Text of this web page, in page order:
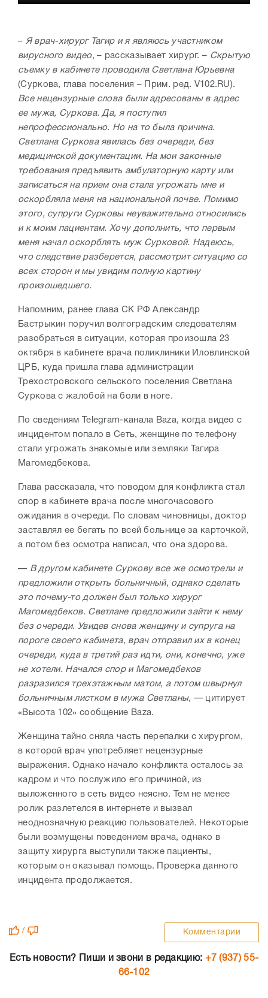
– Я врач-хирург Тагир и я являюсь участником
вирусного видео, – рассказывает хирург. – Скрытую
съемку в кабинете проводила Светлана Юрьевна
(Суркова, глава поселения – Прим. ред. V102.RU).
Все нецензурные слова были адресованы в адрес
ее мужа, Суркова. Да, я поступил
непрофессионально. Но на то была причина.
Светлана Суркова явилась без очереди, без
медицинской документации. На мои законные
требования предъявить амбулаторную карту или
записаться на прием она стала угрожать мне и
оскорбляла меня на национальной почве. Помимо
этого, супруги Сурковы неуважительно относились
и к моим пациентам. Хочу дополнить, что первым
меня начал оскорблять муж Сурковой. Надеюсь,
что следствие разберется, рассмотрит ситуацию со
всех сторон и мы увидим полную картину
произошедшего.
Напомним, ранее глава СК РФ Александр
Бастрыкин поручил волгоградским следователям
разобраться в ситуации, которая произошла 23
октября в кабинете врача поликлиники Иловлинской
ЦРБ, куда пришла глава администрации
Трехостровского сельского поселения Светлана
Суркова с жалобой на боли в ноге.
По сведениям Telegram-канала Baza, когда видео с
инцидентом попало в Сеть, женщине по телефону
стали угрожать знакомые или земляки Тагира
Магомедбекова.
Глава рассказала, что поводом для конфликта стал
спор в кабинете врача после многочасового
ожидания в очереди. По словам чиновницы, доктор
заставлял ее бегать по всей больнице за карточкой,
а потом без осмотра написал, что она здорова.
— В другом кабинете Суркову все же осмотрели и
предложили открыть больничный, однако сделать
это почему-то должен был только хирург
Магомедбеков. Светлане предложили зайти к нему
без очереди. Увидев снова женщину и супруга на
пороге своего кабинета, врач отправил их в конец
очереди, куда в третий раз идти, они, конечно, уже
не хотели. Начался спор и Магомедбеков
разразился трехэтажным матом, а потом швырнул
больничным листком в мужа Светланы, — цитирует
«Высота 102» сообщение Baza.
Женщина тайно сняла часть перепалки с хирургом,
в которой врач употребляет нецензурные
выражения. Однако начало конфликта осталось за
кадром и что послужило его причиной, из
выложенного в сеть видео неясно. Тем не менее
ролик разлетелся в интернете и вызвал
неоднозначную реакцию пользователей. Некоторые
были возмущены поведением врача, однако в
защиту хирурга выступили также пациенты,
которым он оказывал помощь. Проверка данного
инцидента продолжается.
/ Комментарии
Есть новости? Пиши и звони в редакцию: +7 (937) 55-
66-102